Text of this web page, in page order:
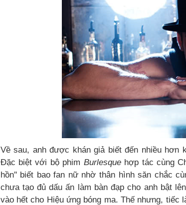
Về sau, anh được khán giả biết đến nhiều hơn
Đặc biệt với bộ phim Burlesque hợp tác cùng
hồn'' biết bao fan nữ nhờ thân hình săn chắc
chưa tạo đủ dấu ấn làm bàn đạp cho anh bật
vào hết cho Hiệu ứng bóng ma. Thế nhưng, tiếc